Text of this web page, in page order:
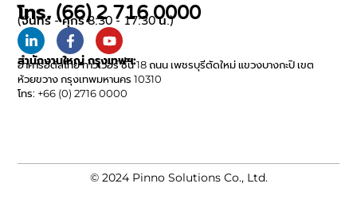
โทร. (66) 2 716 0000
(จันทร์ - ศุกร์ 8:30 - 17:30 น.)
สำนักงานใหญ่ กรุงเทพฯ:
อาคารอิตัลไทย ทาวเวอร์ ชั้น 18 ถนน เพชรบุรีตัดใหม่ แขวงบางกะปิ เขต
ห้วยขวาง กรุงเทพมหานคร 10310
โทร: +66 (0) 2716 0000
© 2024 Pinno Solutions Co., Ltd.